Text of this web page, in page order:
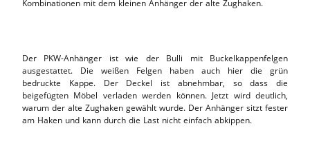
Kombinationen mit dem kleinen Anhänger der alte Zughaken.
Der PKW-Anhänger ist wie der Bulli mit Buckelkappenfelgen
ausgestattet. Die weißen Felgen haben auch hier die grün
bedruckte Kappe. Der Deckel ist abnehmbar, so dass die
beigefügten Möbel verladen werden können. Jetzt wird deutlich,
warum der alte Zughaken gewählt wurde. Der Anhänger sitzt fester
am Haken und kann durch die Last nicht einfach abkippen.